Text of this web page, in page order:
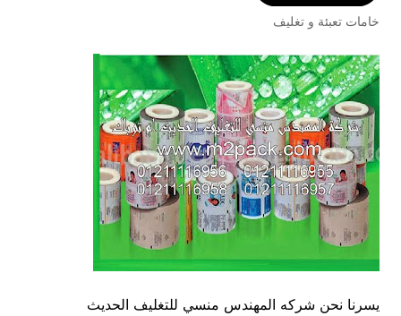
خامات تعبئة و تغليف
يسرنا نحن شركه المهندس منسي للتغليف الحديث